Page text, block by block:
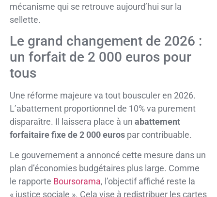
mécanisme qui se retrouve aujourd’hui sur la
sellette.
Le grand changement de 2026 :
un forfait de 2 000 euros pour
tous
Une réforme majeure va tout bousculer en 2026.
L’abattement proportionnel de 10% va purement
disparaître. Il laissera place à un abattement
forfaitaire fixe de 2 000 euros par contribuable.
Le gouvernement a annoncé cette mesure dans un
plan d’économies budgétaires plus large. Comme
le rapporte Boursorama, l’objectif affiché reste la
« justice sociale ». Cela vise à redistribuer les cartes